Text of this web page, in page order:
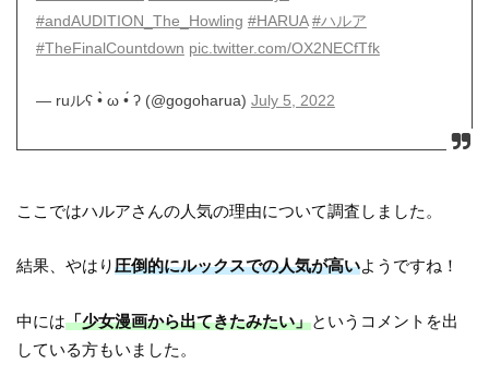
#andAUDITION_The_Howling #HARUA #ハルア
#TheFinalCountdown pic.twitter.com/OX2NECfTfk
— ruルʕ •̀ ω •́ ʔ (@gogoharua) July 5, 2022
ここではハルアさんの人気の理由について調査しました。
結果、やはり圧倒的にルックスでの人気が高いようですね！
中には「少女漫画から出てきたみたい」というコメントを出
している方もいました。